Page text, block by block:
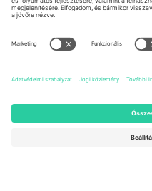
Unter den Linden 24, 10117
Berlin, Germany
Newark, Delaware 19713, United
States